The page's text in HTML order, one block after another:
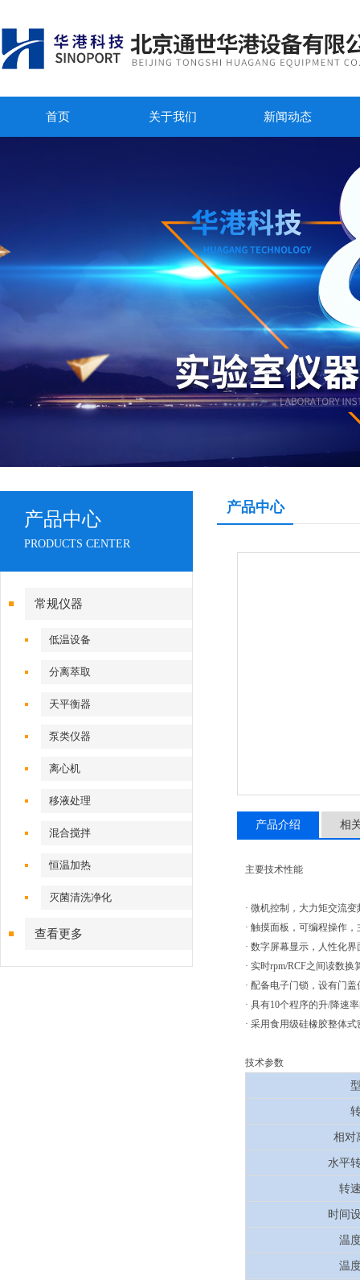
首页 关于我们 新闻动态
产品中心
PRODUCTS CENTER
常规仪器
低温设备
分离萃取
天平衡器
泵类仪器
离心机
移液处理
混合搅拌
恒温加热
灭菌清洗净化
查看更多
产品中心
产品介绍 相
主要技术性能
· 微机控制，大力矩交流
· 触摸面板，可编程操作
· 数字屏幕显示，人性化
· 实时rpm/RCF之间读数
· 配备电子门锁，设有门
· 具有10个程序的升/降速
· 采用食用级硅橡胶整体
技术参数
相对
水平
转
时间
温
温